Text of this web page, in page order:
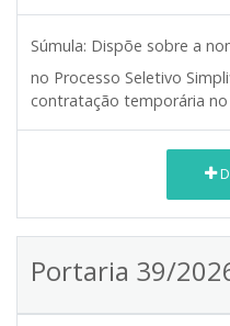
Súmula: Dispõe sobre a
no Processo Seletivo
contratação temporária no
Portaria 39/